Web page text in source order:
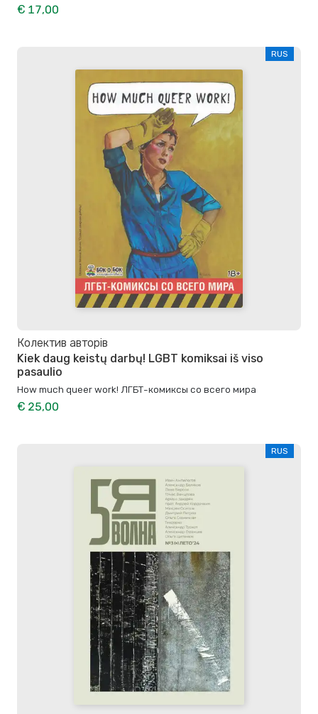
€ 17,00
RUS
Колектив авторів
Kiek daug keistų darbų! LGBT komiksai iš viso
pasaulio
How much queer work! ЛГБТ-комиксы со всего мира
€ 25,00
RUS